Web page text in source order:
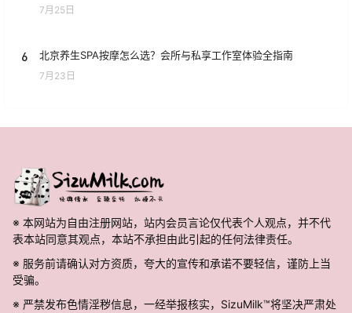
7月25日
6 北京养生SPA按摩怎么选？会所与私享工作室体验全指南
7月23日
※ 本网站为自由注册网站，站内会员言论仅代表个人观点，并不代
表本站同意其观点，本站不承担由此引起的任何法律责任。
※ 服务前请确认对方资质，夸大的宣传和承诺不要轻信，谨防上当
受骗。
※ 严禁发布色情淫秽信息，一经举报核实，SizuMilk™将坚决严肃处